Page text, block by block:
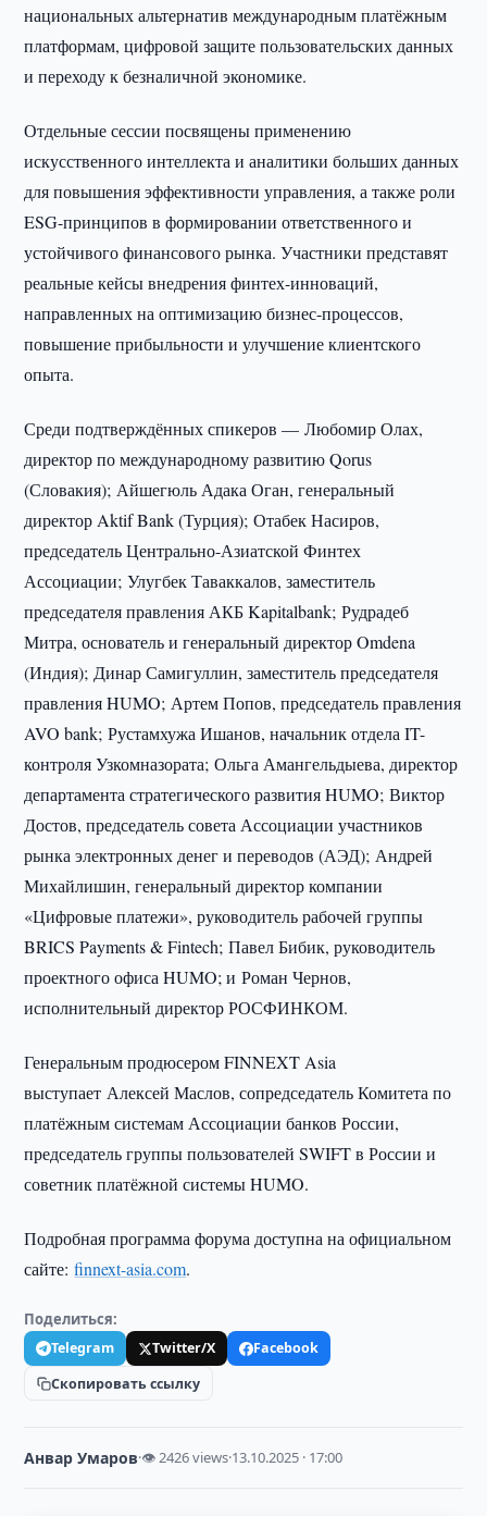
национальных альтернатив международным платёжным
платформам, цифровой защите пользовательских данных
и переходу к безналичной экономике.
Отдельные сессии посвящены применению
искусственного интеллекта и аналитики больших данных
для повышения эффективности управления, а также роли
ESG-принципов в формировании ответственного и
устойчивого финансового рынка. Участники представят
реальные кейсы внедрения финтех-инноваций,
направленных на оптимизацию бизнес-процессов,
повышение прибыльности и улучшение клиентского
опыта.
Среди подтверждённых спикеров — Любомир Олах,
директор по международному развитию Qorus
(Словакия); Айшегюль Адака Оган, генеральный
директор Aktif Bank (Турция); Отабек Насиров,
председатель Центрально-Азиатской Финтех
Ассоциации; Улугбек Таваккалов, заместитель
председателя правления АКБ Kapitalbank; Рудрадеб
Митра, основатель и генеральный директор Omdena
(Индия); Динар Самигуллин, заместитель председателя
правления HUMO; Артем Попов, председатель правления
AVO bank; Рустамхужа Ишанов, начальник отдела IT-
контроля Узкомназората; Ольга Амангельдыева, директор
департамента стратегического развития HUMO; Виктор
Достов, председатель совета Ассоциации участников
рынка электронных денег и переводов (АЭД); Андрей
Михайлишин, генеральный директор компании
«Цифровые платежи», руководитель рабочей группы
BRICS Payments & Fintech; Павел Бибик, руководитель
проектного офиса HUMO; и Роман Чернов,
исполнительный директор РОСФИНКОМ.
Генеральным продюсером FINNEXT Asia
выступает Алексей Маслов, сопредседатель Комитета по
платёжным системам Ассоциации банков России,
председатель группы пользователей SWIFT в России и
советник платёжной системы HUMO.
Подробная программа форума доступна на официальном
сайте:finnext-asia.com.
Поделиться:
Telegram Twitter/X
Facebook
Скопировать ссылку
Анвар Умаров·👁 2426 views·13.10.2025 · 17:00